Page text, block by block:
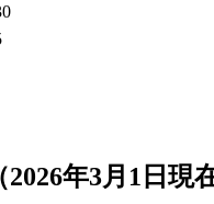
年3月1日現在